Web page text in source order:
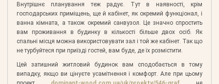
Внутрішнє планування теж радує. Тут в наявності, крім
господарських приміщень, ще й кабінет, як окремий функціонал, і
ванна кімната, а також окремий санвузол. Це значно спростить
вам проживання в будинку в кількості більше двох осіб. Як
спальні місця можна використовувати зал і той же кабінет. Так що
не турбуйтеся при приїзді гостей, вам буде, де їх розмістити.
Цей затишний житловий будинок вам сподобається в тому
випадку, якщо ви цінуєте усамітнення і комфорт. Але при цьому